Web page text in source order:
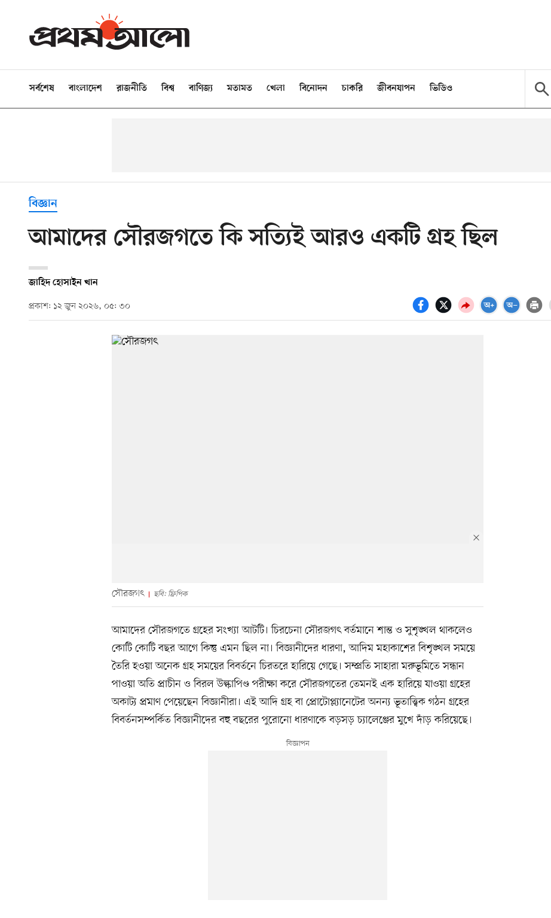
সর্বশেষ বাংলাদেশ রাজনীতি বিশ্ব বাণিজ্য মতামত খেলা বিনোদন চাকরি জীবনযাপন ভিডিও
বিজ্ঞান
আমাদের সৌরজগতে কি সত্যিই আরও একটি গ্রহ ছিল
জাহিদ হোসাইন খান
প্রকাশ: ১২ জুন ২০২৬, ০৫: ৩০
সৌরজগৎ ছবি: ফ্রিপিক
আমাদের সৌরজগতে গ্রহের সংখ্যা আটটি। চিরচেনা সৌরজগৎ বর্তমানে শান্ত ও সুশৃঙ্খল থাকলেও
কোটি কোটি বছর আগে কিন্তু এমন ছিল না। বিজ্ঞানীদের ধারণা, আদিম মহাকাশের বিশৃঙ্খল সময়ে
তৈরি হওয়া অনেক গ্রহ সময়ের বিবর্তনে চিরতরে হারিয়ে গেছে। সম্প্রতি সাহারা মরুভূমিতে সন্ধান
পাওয়া অতি প্রাচীন ও বিরল উল্কাপিণ্ড পরীক্ষা করে সৌরজগতের তেমনই এক হারিয়ে যাওয়া গ্রহের
অকাট্য প্রমাণ পেয়েছেন বিজ্ঞানীরা। এই আদি গ্রহ বা প্রোটোপ্ল্যানেটের অনন্য ভূতাত্ত্বিক গঠন গ্রহের
বিবর্তনসম্পর্কিত বিজ্ঞানীদের বহু বছরের পুরোনো ধারণাকে বড়সড় চ্যালেঞ্জের মুখে দাঁড় করিয়েছে।